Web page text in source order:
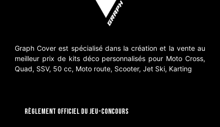
Graph Cover est spécialisé dans la création et la vente au
meilleur prix de kits déco personnalisés pour Moto Cross,
Quad, SSV, 50 cc, Moto route, Scooter, Jet Ski, Karting
RÈGLEMENT OFFICIEL DU JEU-CONCOURS